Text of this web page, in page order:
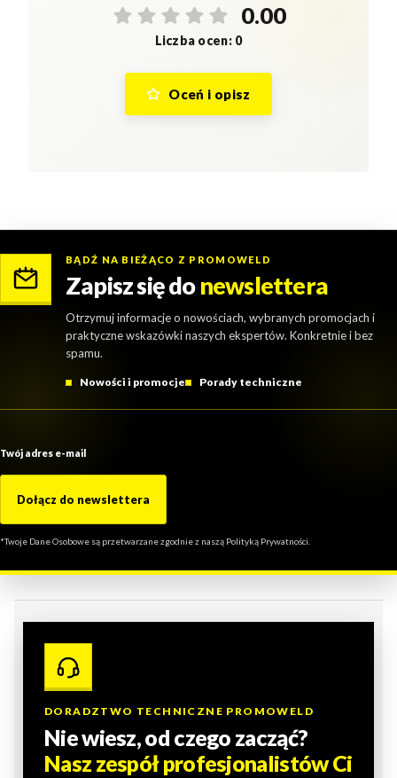
0.00
Liczba ocen: 0
Oceń i opisz
BĄDŹ NA BIEŻĄCO Z PROMOWELD
Zapisz się donewslettera
Otrzymuj informacje o nowościach, wybranych promocjach i
praktyczne wskazówki naszych ekspertów. Konkretnie i bez
spamu.
Nowości i promocje Porady techniczne
Twój adres e-mail
Dołącz do newslettera
*Twoje Dane Osobowe są przetwarzane zgodnie z naszą Polityką Prywatności.
DORADZTWO TECHNICZNE PROMOWELD
Nie wiesz, od czego zacząć?
Nasz zespół profesjonalistów Ci